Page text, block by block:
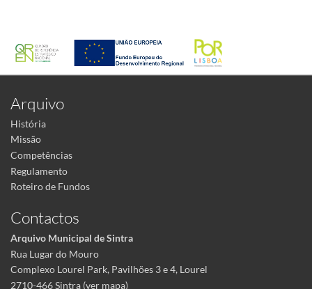
Arquivo
História
Missão
Competências
Regulamento
Roteiro de Fundos
Contactos
Arquivo Municipal de Sintra
Rua Lugar do Mouro
Complexo Lourel Park, Pavilhões 3 e 4, Lourel
2710-466 Sintra (ver mapa)